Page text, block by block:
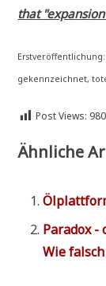
that
gekenn­zeich­net,
Post Views: 980
Ähnliche
Para­dox -
Wie